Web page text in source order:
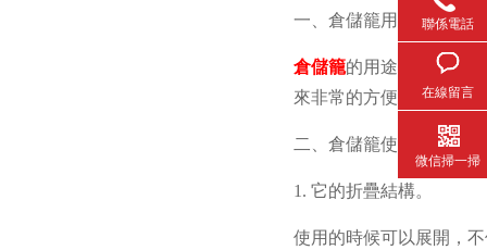
一、倉儲籠用途
倉儲籠的用途非常廣泛
來非常的方便。
二、倉儲籠使用特點
1. 它的折疊結構。
使用的時候可以展開，
聯係電話
在線留言
微信掃一掃